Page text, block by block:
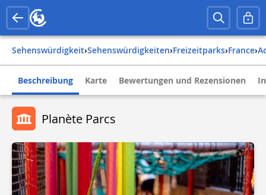
Sehenswürdigkeit› Sehenswürdigkeiten› Freizeitparks› france›
Beschreibung Karte Bewertungen und Rezensionen
Planète Parcs